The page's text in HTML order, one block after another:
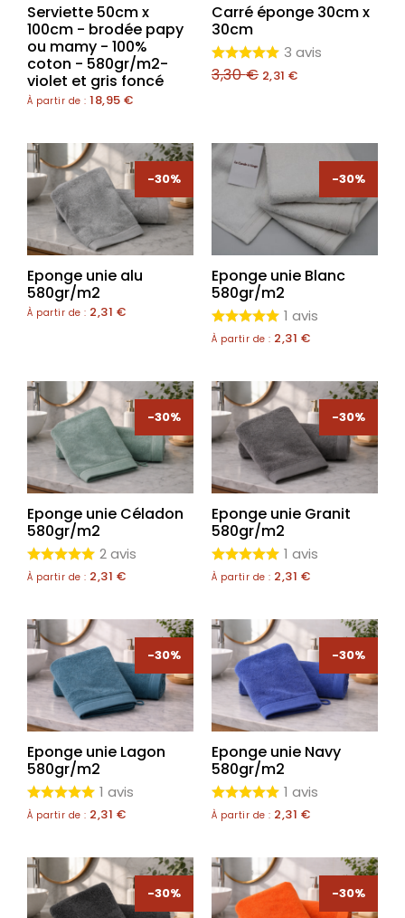
Serviette 50cm x
100cm - brodée papy
ou mamy - 100%
coton - 580gr/m2-
violet et gris foncé
À partir de : 18,95 €
Carré éponge 30cm x
30cm
3 avis
3,30€ 2,31 €
-30%
Eponge unie alu
580gr/m2
À partir de : 2,31 €
-30%
Eponge unie Blanc
580gr/m2
1 avis
À partir de : 2,31 €
-30%
Eponge unie Céladon
580gr/m2
2 avis
À partir de : 2,31 €
-30%
Eponge unie Granit
580gr/m2
1 avis
À partir de : 2,31 €
-30%
Eponge unie Lagon
580gr/m2
1 avis
À partir de : 2,31 €
-30%
Eponge unie Navy
580gr/m2
1 avis
À partir de : 2,31 €
-30% -30%